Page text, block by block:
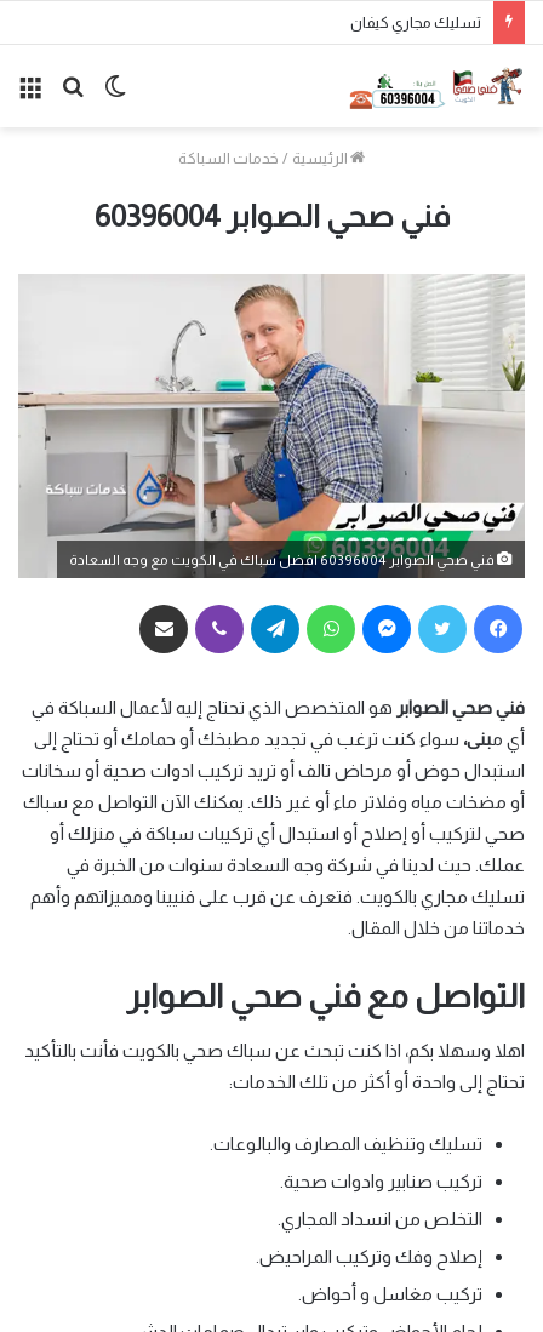
تركيب فلتر غسالة الكويت
بحث
الوضع
الرئيسية / خدمات السباكة
فني صحي الصوابر 60396004
فني صحي الصوابر 60396004 افضل سباك في الكويت مع وجه السعادة
فني صحي الصوابر هو المتخصص الذي تحتاج إليه لأعمال السباكة في
أي مبنى، سواء كنت ترغب في تجديد مطبخك أو حمامك أو تحتاج إلى
استبدال حوض أو مرحاض تالف أو تريد تركيب ادوات صحية أو سخانات
أو مضخات مياه وفلاتر ماء أو غير ذلك. يمكنك الآن التواصل مع سباك
صحي لتركيب أو إصلاح أو استبدال أي تركيبات سباكة في منزلك أو
عملك. حيث لدينا في شركة وجه السعادة سنوات من الخبرة في
تسليك مجاري بالكويت. فتعرف عن قرب على فنيينا ومميزاتهم وأهم
خدماتنا من خلال المقال.
التواصل مع فني صحي الصوابر
اهلا وسهلا بكم، اذا كنت تبحث عن سباك صحي بالكويت فأنت بالتأكيد
تحتاج إلى واحدة أو أكثر من تلك الخدمات:
تسليك وتنظيف المصارف والبالوعات.
تركيب صنابير وادوات صحية.
التخلص من انسداد المجاري.
إصلاح وفك وتركيب المراحيض.
تركيب مغاسل و أحواض.